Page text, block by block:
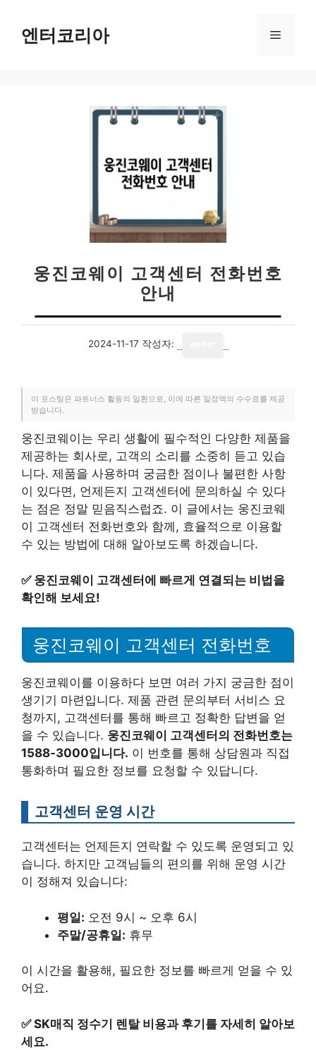
엔터코리아 메
웅진코웨이 고객센터 전화번호
안내
2024-11-17 작성자:
이 포스팅은 파트너스 활동의 일환으로, 이에 따른 일정액의 수수료를 제공
받습니다.
웅진코웨이는 우리 생활에 필수적인 다양한 제품을
제공하는 회사로, 고객의 소리를 소중히 듣고 있습
니다. 제품을 사용하며 궁금한 점이나 불편한 사항
이 있다면, 언제든지 고객센터에 문의하실 수 있다
는 점은 정말 믿음직스럽죠. 이 글에서는 웅진코웨
이 고객센터 전화번호와 함께, 효율적으로 이용할
수 있는 방법에 대해 알아보도록 하겠습니다.
✅ 웅진코웨이 고객센터에 빠르게 연결되는 비법을
확인해 보세요!
웅진코웨이 고객센터 전화번호
웅진코웨이를 이용하다 보면 여러 가지 궁금한 점이
생기기 마련입니다. 제품 관련 문의부터 서비스 요
청까지, 고객센터를 통해 빠르고 정확한 답변을 얻
을 수 있습니다. 웅진코웨이 고객센터의 전화번호는
1588-3000입니다. 이 번호를 통해 상담원과 직접
통화하며 필요한 정보를 요청할 수 있답니다.
고객센터 운영 시간
고객센터는 언제든지 연락할 수 있도록 운영되고 있
습니다. 하지만 고객님들의 편의를 위해 운영 시간
이 정해져 있습니다:
평일: 오전 9시 ~ 오후 6시
주말/공휴일: 휴무
이 시간을 활용해, 필요한 정보를 빠르게 얻을 수 있
어요.
✅SK매직 정수기 렌탈 비용과 후기를 자세히 알아보
세요.